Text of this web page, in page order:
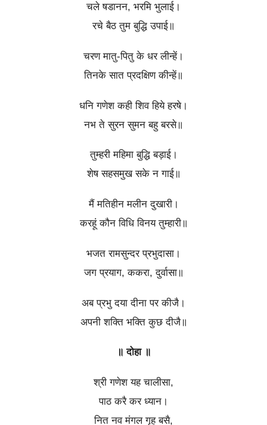
चले षडानन, भरमि भुलाई।
रचे बैठ तुम बुद्धि उपाई॥
चरण मातु-पितु के धर लीन्हें।
तिनके सात प्रदक्षिण कीन्हें॥
धनि गणेश कही शिव हिये हरषे।
नभ ते सुरन सुमन बहु बरसे॥
तुम्हरी महिमा बुद्धि बड़ाई।
शेष सहसमुख सके न गाई॥
मैं मतिहीन मलीन दुखारी।
करहूं कौन विधि विनय तुम्हारी॥
भजत रामसुन्दर प्रभुदासा।
जग प्रयाग, ककरा, दुर्वासा॥
अब प्रभु दया दीना पर कीजै।
अपनी शक्ति भक्ति कुछ दीजै॥
॥ दोहा ॥
श्री गणेश यह चालीसा,
पाठ करै कर ध्यान।
नित नव मंगल गृह बसै,